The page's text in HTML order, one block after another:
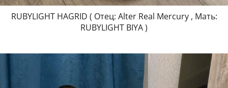
RUBYLIGHT HAGRID ( Отец: Alter Real Mercury , Мать:
RUBYLIGHT BIYA )